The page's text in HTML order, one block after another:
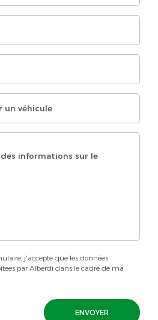
j'accepte que les données
par Alberdi dans le cadre de ma
ENVOYER